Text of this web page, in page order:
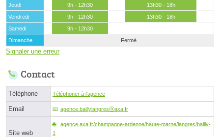
Jeudi
9h - 12h30
13h30 - 18h
Vendredi
9h - 12h30
13h30 - 18h
Samedi
9h - 12h30
Dimanche
Fermé
Signaler une erreur
Contact
Téléphone Téléphoner à l'agence
Email agence.baillylangresⓐaxa.fr
Site web
agence.axa.fr/champagne-ardenne/haute-marne/langres/bailly-
1